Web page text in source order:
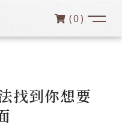
(0)
找到你想要